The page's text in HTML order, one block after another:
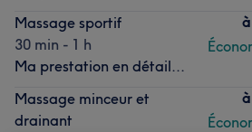
Massage sportif
30 min - 1 h
Ma prestation en détail...
Massage minceur et
drainant